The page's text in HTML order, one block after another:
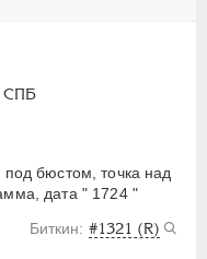
СПБ
бюстом, точка над
дата " 1724 "
#1321 (R)